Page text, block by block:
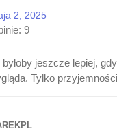
2, 2025
9
jeszcze lepiej,
Tylko